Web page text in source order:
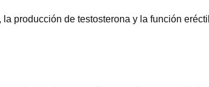
producción de testosterona y la función